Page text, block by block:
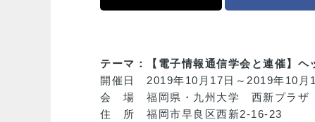
テーマ：【電子情報通信学会と連催】
開催日 2019年10月17日～2019年10月
会 場 福岡県・九州大学 西新プラザ
住 所 福岡市早良区西新2-16-23